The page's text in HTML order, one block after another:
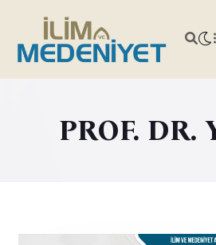
PROF. DR.